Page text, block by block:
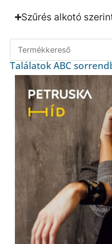
Szűrés alkotó
Találatok ABC